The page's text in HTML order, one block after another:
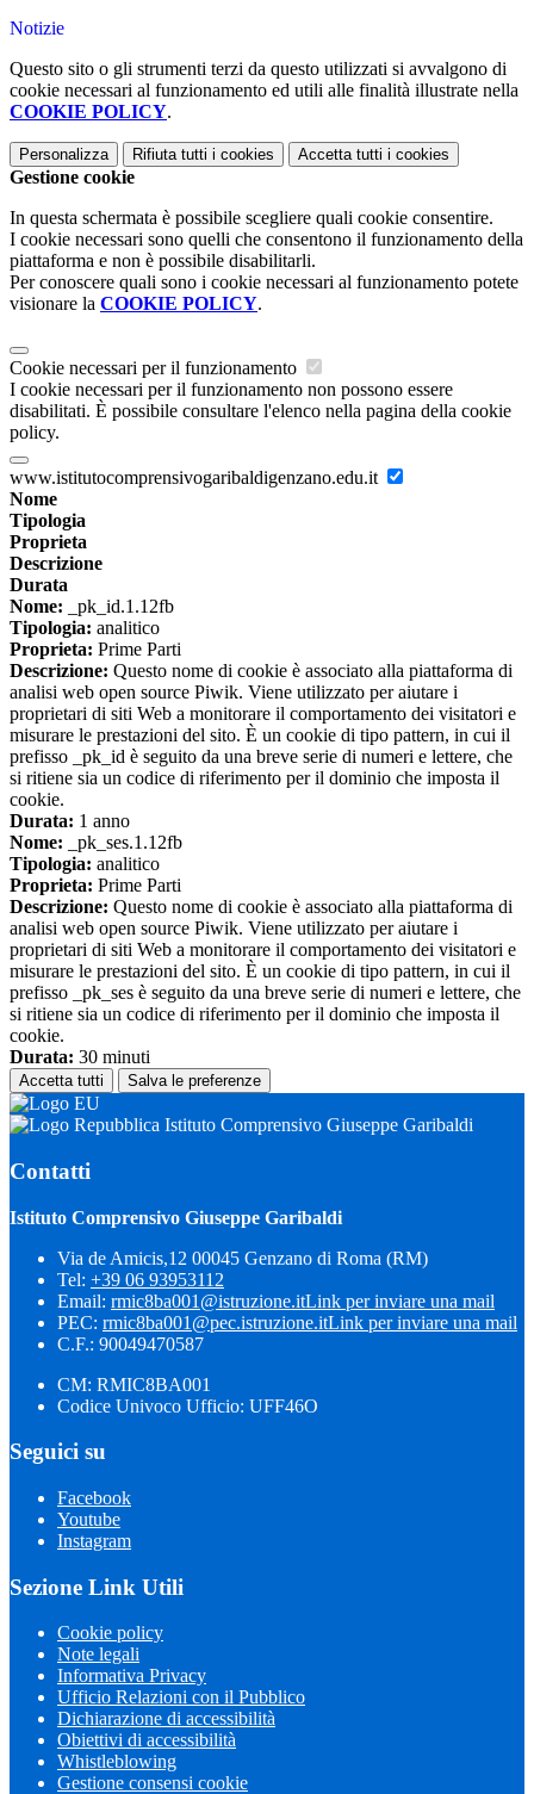
Notizie
Questo sito o gli strumenti terzi da questo utilizzati si avvalgono di
cookie necessari al funzionamento ed utili alle finalità illustrate nella
COOKIE POLICY.
Personalizza Rifiuta tutti i cookies Accetta tutti i cookies
Gestione cookie
In questa schermata è possibile scegliere quali cookie consentire.
I cookie necessari sono quelli che consentono il funzionamento della
piattaforma e non è possibile disabilitarli.
Per conoscere quali sono i cookie necessari al funzionamento potete
visionare la COOKIE POLICY.
Cookie necessari per il funzionamento
I cookie necessari per il funzionamento non possono essere
disabilitati. È possibile consultare l'elenco nella pagina della cookie
policy.
www.istitutocomprensivogaribaldigenzano.edu.it
Nome
Tipologia
Proprieta
Descrizione
Durata
Nome: _pk_id.1.12fb
Tipologia: analitico
Proprieta: Prime Parti
Descrizione: Questo nome di cookie è associato alla piattaforma di
analisi web open source Piwik. Viene utilizzato per aiutare i
proprietari di siti Web a monitorare il comportamento dei visitatori e
misurare le prestazioni del sito. È un cookie di tipo pattern, in cui il
prefisso _pk_id è seguito da una breve serie di numeri e lettere, che
si ritiene sia un codice di riferimento per il dominio che imposta il
cookie.
Durata: 1 anno
Nome: _pk_ses.1.12fb
Tipologia: analitico
Proprieta: Prime Parti
Descrizione: Questo nome di cookie è associato alla piattaforma di
analisi web open source Piwik. Viene utilizzato per aiutare i
proprietari di siti Web a monitorare il comportamento dei visitatori e
misurare le prestazioni del sito. È un cookie di tipo pattern, in cui il
prefisso _pk_ses è seguito da una breve serie di numeri e lettere, che
si ritiene sia un codice di riferimento per il dominio che imposta il
cookie.
Durata: 30 minuti
Accetta tutti Salva le preferenze
Istituto Comprensivo Giuseppe Garibaldi
Contatti
Istituto Comprensivo Giuseppe Garibaldi
Via de Amicis,12 00045 Genzano di Roma (RM)
Tel: +39 06 93953112
Email: rmic8ba001@istruzione.itLink per inviare una mail
PEC: rmic8ba001@pec.istruzione.itLink per inviare una mail
C.F.: 90049470587
CM: RMIC8BA001
Codice Univoco Ufficio: UFF46O
Seguici su
Facebook
Youtube
Instagram
Sezione Link Utili
Cookie policy
Note legali
Informativa Privacy
Ufficio Relazioni con il Pubblico
Dichiarazione di accessibilità
Obiettivi di accessibilità
Whistleblowing
Gestione consensi cookie